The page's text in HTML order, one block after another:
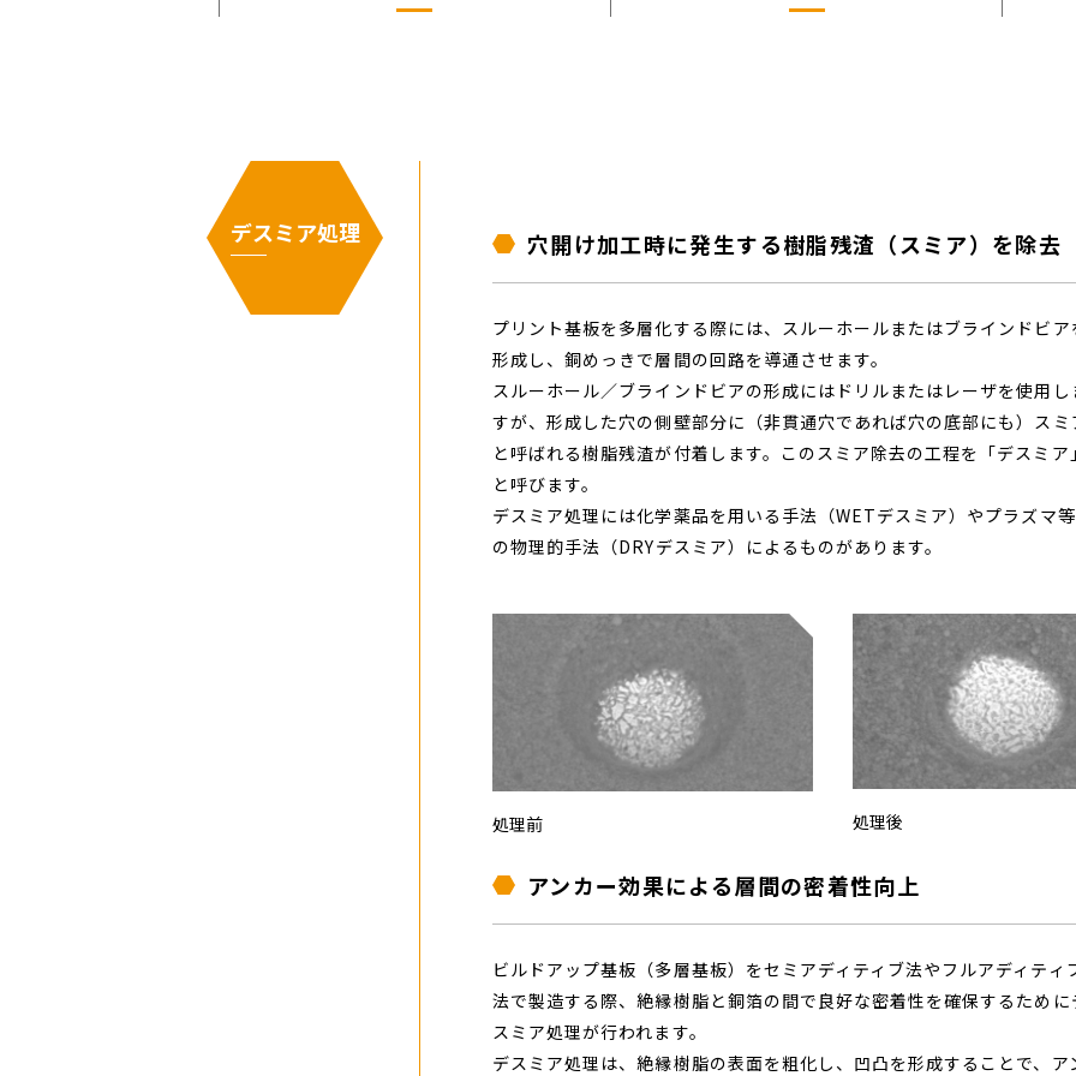
デスミア処理 穴開け加工時に発生する樹脂残渣（スミア）を除去
プリント基板を多層化する際には、スルーホールまたはブラインドビア
形成し、銅めっきで層間の回路を導通させます。
スルーホール／ブラインドビアの形成にはドリルまたはレーザを使用し
すが、形成した穴の側壁部分に（非貫通穴であれば穴の底部にも）スミ
と呼ばれる樹脂残渣が付着します。このスミア除去の工程を「デスミア」
と呼びます。
デスミア処理には化学薬品を用いる手法（WETデスミア）やプラズマ等
の物理的手法（DRYデスミア）によるものがあります。
処理前 処理後
アンカー効果による層間の密着性向上
ビルドアップ基板（多層基板）をセミアディティブ法やフルアディティ
法で製造する際、絶縁樹脂と銅箔の間で良好な密着性を確保するために
スミア処理が行われます。
デスミア処理は、絶縁樹脂の表面を粗化し、凹凸を形成することで、ア